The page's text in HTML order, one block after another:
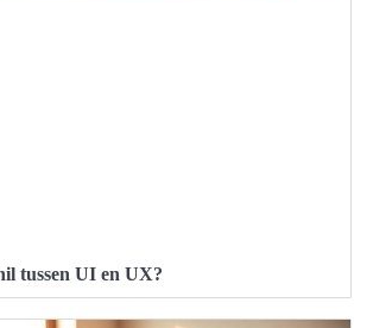
tussen UI en UX?